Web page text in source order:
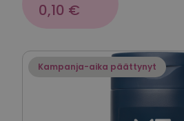
0,10 €
Kampanja-aika päättynyt